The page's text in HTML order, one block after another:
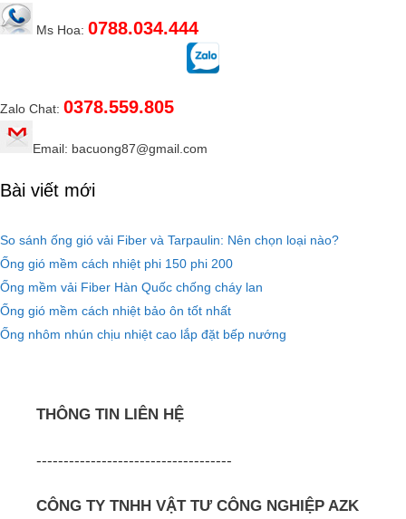
Ms Hoa: 0788.034.444
Zalo Chat: 0378.559.805
Email: bacuong87@gmail.com
Bài viết mới
So sánh ống gió vải Fiber và Tarpaulin: Nên chọn loại nào?
Ống gió mềm cách nhiệt phi 150 phi 200
Ống mềm vải Fiber Hàn Quốc chống cháy lan
Ống gió mềm cách nhiệt bảo ôn tốt nhất
Ống nhôm nhún chịu nhiệt cao lắp đặt bếp nướng
THÔNG TIN LIÊN HỆ
------------------------------------
CÔNG TY TNHH VẬT TƯ CÔNG NGHIỆP AZK